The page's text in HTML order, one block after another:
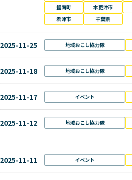
鋸南町
木更津市
君津市
千葉県
2025-11-25 地域おこし協力隊
2025-11-18 地域おこし協力隊
2025-11-17 イベント
2025-11-12 地域おこし協力隊
2025-11-11 イベント